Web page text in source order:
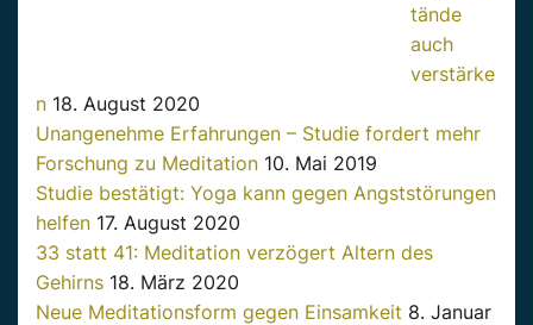
tände
auch
verstärke
n 18. August 2020
Unangenehme Erfahrungen – Studie fordert mehr
Forschung zu Meditation 10. Mai 2019
Studie bestätigt: Yoga kann gegen Angststörungen
helfen 17. August 2020
33 statt 41: Meditation verzögert Altern des
Gehirns 18. März 2020
Neue Meditationsform gegen Einsamkeit 8. Januar